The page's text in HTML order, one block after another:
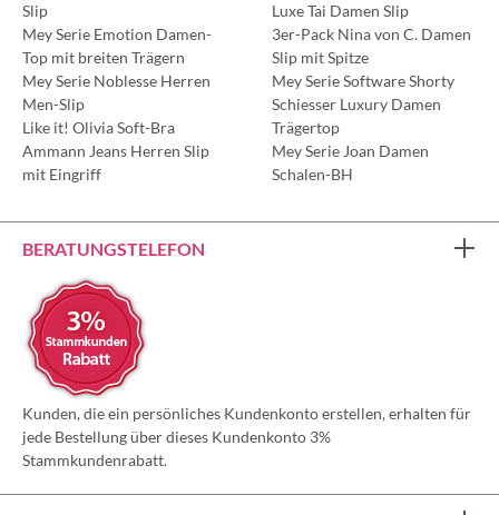
Slip
Mey Serie Emotion Damen-
Top mit breiten Trägern
Mey Serie Noblesse Herren
Men-Slip
Like it! Olivia Soft-Bra
Ammann Jeans Herren Slip
mit Eingriff
Luxe Tai Damen Slip
3er-Pack Nina von C. Damen
Slip mit Spitze
Mey Serie Software Shorty
Schiesser Luxury Damen
Trägertop
Mey Serie Joan Damen
Schalen-BH
BERATUNGSTELEFON
Kunden, die ein persönliches Kundenkonto erstellen, erhalten für
jede Bestellung über dieses Kundenkonto 3%
Stammkundenrabatt.